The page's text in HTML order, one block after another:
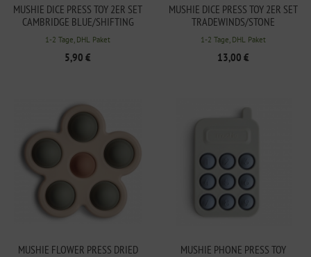
MUSHIE DICE PRESS TOY 2ER SET
CAMBRIDGE BLUE/SHIFTING
SANDS
1-2 Tage, DHL Paket
5,90 €
MUSHIE DICE PRESS TOY 2ER SET
TRADEWINDS/STONE
1-2 Tage, DHL Paket
13,00 €
MUSHIE FLOWER PRESS DRIED
MUSHIE PHONE PRESS TOY